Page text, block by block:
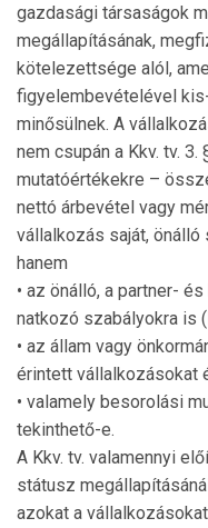
gazdasági társaságok
megállapításának,
kötelezettsége alól,
figyelembevételével
minősülnek. A
nem csu­pán a Kkv. tv.
mutatóértékekre –
net­tó árbevétel vagy
vállalkozás saját,
hanem
• az önálló, a partner-
natkozó szabályokra is
• az állam vagy
érintett vállalkozásokat
• valamely besorolási
tekinthető-e.
A Kkv. tv. valamennyi
státusz
azokat a